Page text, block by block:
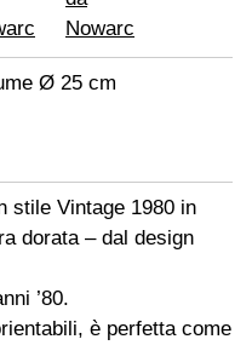
Ø 25 cm
stile Vintage 1980 in
dorata – dal design
’80.
è perfetta come